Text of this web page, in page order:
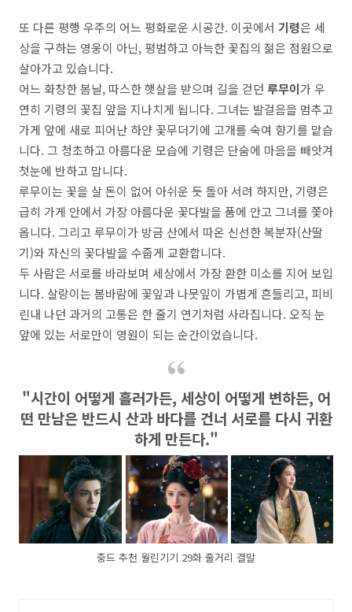
또 다른 평행 우주의 어느 평화로운 시공간. 이곳에서 기령은 세
상을 구하는 영웅이 아닌, 평범하고 아늑한 꽃집의 젊은 점원으로
살아가고 있습니다.
어느 화창한 봄날, 따스한 햇살을 받으며 길을 걷던 루무이가 우
연히 기령의 꽃집 앞을 지나치게 됩니다. 그녀는 발걸음을 멈추고
가게 앞에 새로 피어난 하얀 꽃무더기에 고개를 숙여 향기를 맡습
니다. 그 청초하고 아름다운 모습에 기령은 단숨에 마음을 빼앗겨
첫눈에 반하고 맙니다.
루무이는 꽃을 살 돈이 없어 아쉬운 듯 돌아 서려 하지만, 기령은
급히 가게 안에서 가장 아름다운 꽃다발을 품에 안고 그녀를 쫓아
옵니다. 그리고 루무이가 방금 산에서 따온 신선한 복분자(산딸
기)와 자신의 꽃다발을 수줍게 교환합니다.
두 사람은 서로를 바라보며 세상에서 가장 환한 미소를 지어 보입
니다. 살랑이는 봄바람에 꽃잎과 나뭇잎이 가볍게 흔들리고, 피비
린내 나던 과거의 고통은 한 줄기 연기처럼 사라집니다. 오직 눈
앞에 있는 서로만이 영원이 되는 순간이었습니다.
"시간이 어떻게 흘러가든, 세상이 어떻게 변하든, 어
떤 만남은 반드시 산과 바다를 건너 서로를 다시 귀환
하게 만든다."
중드 추천 월린기기 29화 줄거리 결말